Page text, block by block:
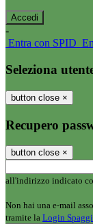
-
Entra con SPID
Seleziona
button close ×
Recupero
button close ×
all'indirizzo indicato
Non hai una e-mail
tramite la Login